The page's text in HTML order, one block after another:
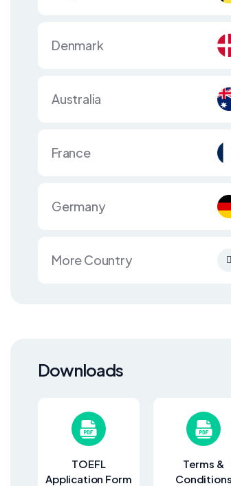
Denmark
Australia
France
Germany
More Country
Downloads
TOEFL
Application Form
Terms &
Conditions